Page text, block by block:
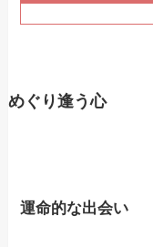
めぐり逢う心
運命的な出会い